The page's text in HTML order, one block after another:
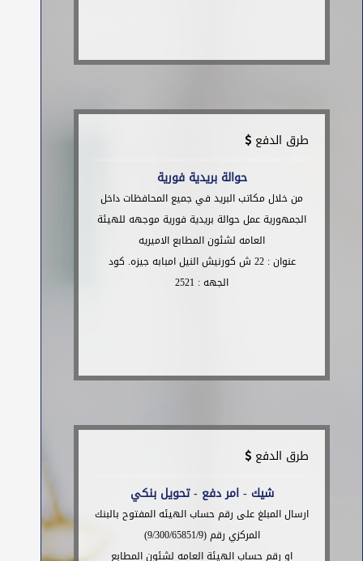
طرق الدفع
حوالة بريدية فورية
من خلال مكاتب البريد في جميع المحافظات داخل
الجمهورية عمل حوالة بريدية فورية موجهه للهيئة
العامه لشئون المطابع الاميريه
عنوان : 22 ش كورنيش النيل امبابه جيزه. كود
الجهه : 2521
طرق الدفع
شيك - امر دفع - تحويل بنكي
ارسال المبلغ على رقم حساب الهيئه المفتوح بالبنك
المركزي رقم (9/300/65851/9)
او رقم حساب الهيئة العامه لشئون المطابع